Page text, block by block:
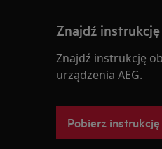
Znajdź instrukcję
Znajdź instrukcję
urządzenia AEG.
Pobierz instrukcję